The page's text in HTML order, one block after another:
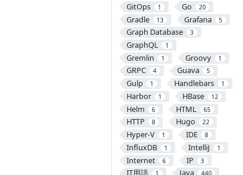
GitOps 1 Go 20
Gradle 13 Grafana 5
Graph Database 3
GraphQL 1
Gremlin 1 Groovy 1
GRPC 4 Guava 5
Gulp 1 Handlebars 1
Harbor 1 HBase 12
Helm 6 HTML 65
HTTP 8 Hugo 22
Hyper-V 1 IDE 8
InfluxDB 1 IntelliJ 1
Internet 6 IP 3
IT用語 Java